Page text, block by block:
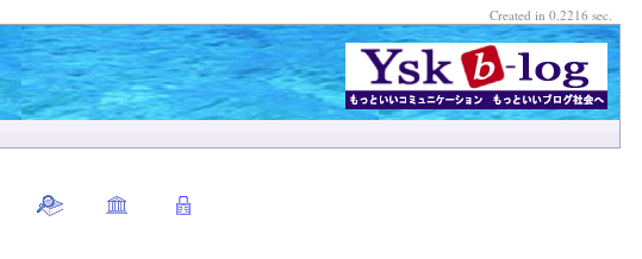
Created in 0.2216 sec.